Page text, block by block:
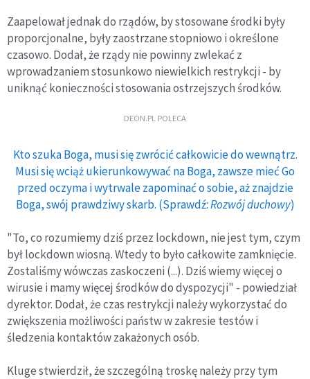
Zaapelował jednak do rządów, by stosowane środki były
proporcjonalne, były zaostrzane stopniowo i określone
czasowo. Dodał, że rządy nie powinny zwlekać z
wprowadzaniem stosunkowo niewielkich restrykcji - by
uniknąć konieczności stosowania ostrzejszych środków.
DEON.PL POLECA
Kto szuka Boga, musi się zwrócić całkowicie do wewnątrz.
Musi się wciąż ukierunkowywać na Boga, zawsze mieć Go
przed oczyma i wytrwale zapominać o sobie, aż znajdzie
Boga, swój prawdziwy skarb. (Sprawdź:Rozwój duchowy)
"To, co rozumiemy dziś przez lockdown, nie jest tym, czym
był lockdown wiosną. Wtedy to było całkowite zamknięcie.
Zostaliśmy wówczas zaskoczeni (...). Dziś wiemy więcej o
wirusie i mamy więcej środków do dyspozycji" - powiedział
dyrektor. Dodał, że czas restrykcji należy wykorzystać do
zwiększenia możliwości państw w zakresie testów i
śledzenia kontaktów zakażonych osób.
Kluge stwierdził, że szczególną troskę należy przy tym